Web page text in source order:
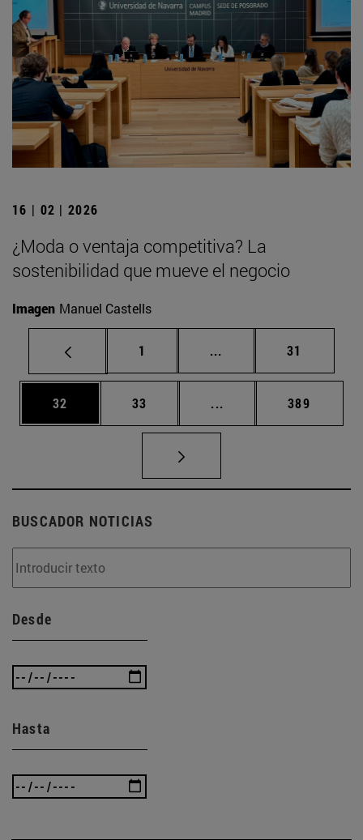
16 | 02 | 2026
¿Moda o ventaja competitiva? La
sostenibilidad que mueve el negocio
Imagen Manuel Castells
Página
1 ... Páginas intermedias
Página
31
Página
32 Página
33 ... Páginas intermedias
Página
389
BUSCADOR NOTICIAS
Desde
Hasta